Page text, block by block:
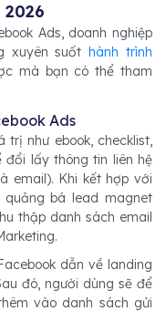
Ads, doanh nghiệp
xuyên suốthành trình
mà bạn có thể tham
Ads
trị như ebook, checklist,
đổi lấy thông tin liên hệ
email). Khi kết hợp với
quảng bá lead magnet
thập danh sách email
dẫn về landing
đó, người dùng sẽ để
vào danh sách gửi